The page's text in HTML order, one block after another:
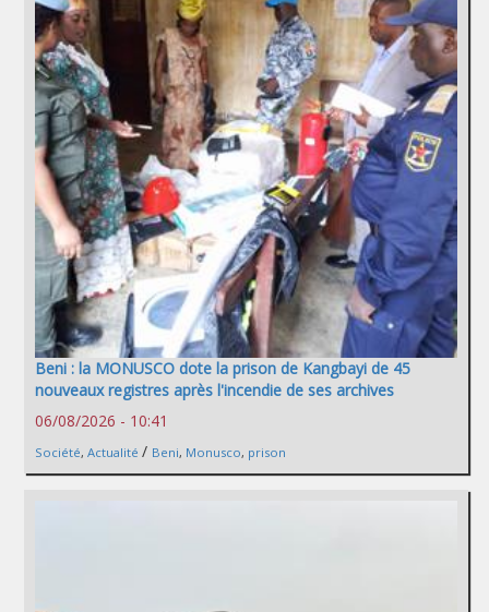
Beni : la MONUSCO dote la prison de Kangbayi de 45
nouveaux registres après l'incendie de ses archives
06/08/2026 - 10:41
Société, Actualité / Beni, Monusco, prison